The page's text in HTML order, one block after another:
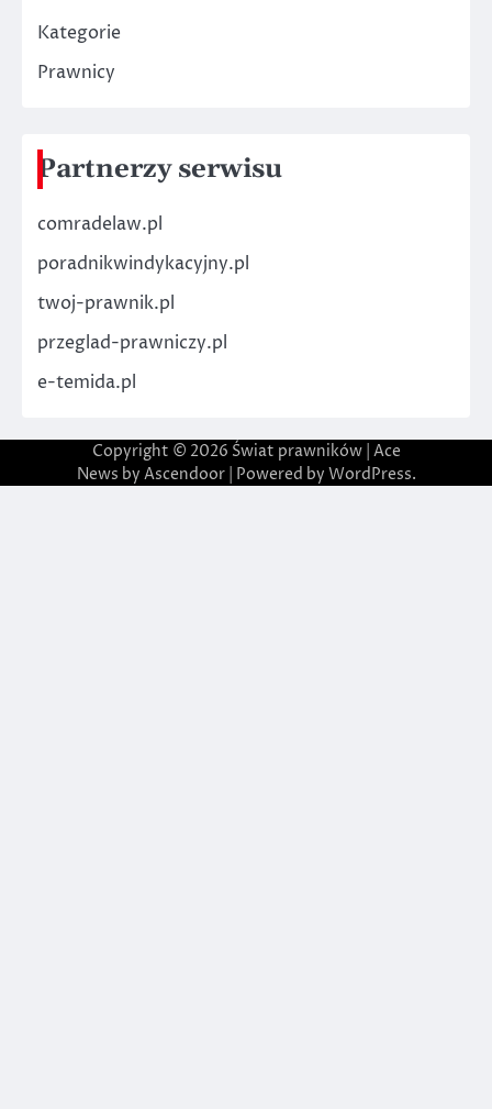
Kategorie
Prawnicy
Partnerzy serwisu
comradelaw.pl
poradnikwindykacyjny.pl
twoj-prawnik.pl
przeglad-prawniczy.pl
e-temida.pl
Copyright © 2026 Świat prawników| Ace
News by Ascendoor| Powered by WordPress.